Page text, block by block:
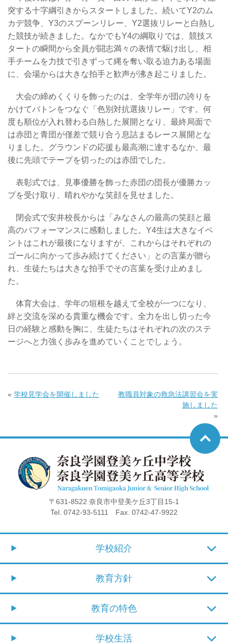
突する十字綱引きからスタートしました。続いてY2のム
カデ競争、Y3のスプーンリレー、Y2選抜リレーと白熱し
た競技が続きました。なかでもY4の綱取りでは、競技ス
タートの瞬間から全員が闘志満々の表情で駆け出し、相
手チームを力技で引きずって縄を奪い取る迫力ある場面
に、会場からは大きな拍手と歓声が沸き起こりました。
大会の締めくくりを飾ったのは、全学年が団の誇りを
かけてバトンをつなぐ「色別対抗選抜リレー」です。何
度も順位が入れ替わる白熱した展開となり、最終局面で
は赤団と青団が僅差で競り合う息詰まるレース展開とな
りました。グラウンドの応援も最高潮に達するなか、最
後に先頭でテープを切ったのは赤団でした。
表彰式では、見事優勝を飾った赤団の団長が優勝カッ
プを受け取り、晴れやかな笑顔を見せました。
閉会式で安井校長からは「みなさんの最高の笑顔と最
高のパフォーマンスに感動しました。Y4生は大きなイベ
ントはこれが最後になりますが、これからはそれぞれの
ゴールに向かって歩み続けてください」との言葉が贈ら
れ、生徒たちは大きな拍手でその言葉を受け止めまし
た。
体育大会は、学年の垣根を越えて全校が一つになり、
絆と交流を深める貴重な機会です。全力を出し切った今
日の経験と感動を胸に、生徒たちはそれぞれの次のステ
ージへと力強く歩みを進めていくことでしょう。
« 学校見学会を開催しました
教職員対象の救急法講習会を実
施しました
»
〒631-8522 奈良市中登美ケ丘3丁目15-1
Tel. 0742-93-5111 Fax. 0742-47-9922
学校紹介
教育方針
教育の特色
学校生活